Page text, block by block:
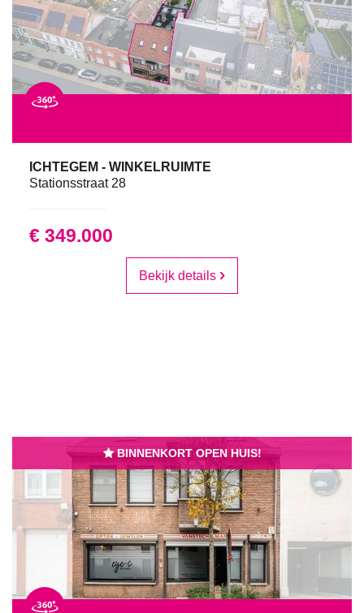
ICHTEGEM - WINKELRUIMTE
Stationsstraat 28
€ 349.000
Bekijk details
BINNENKORT OPEN HUIS!